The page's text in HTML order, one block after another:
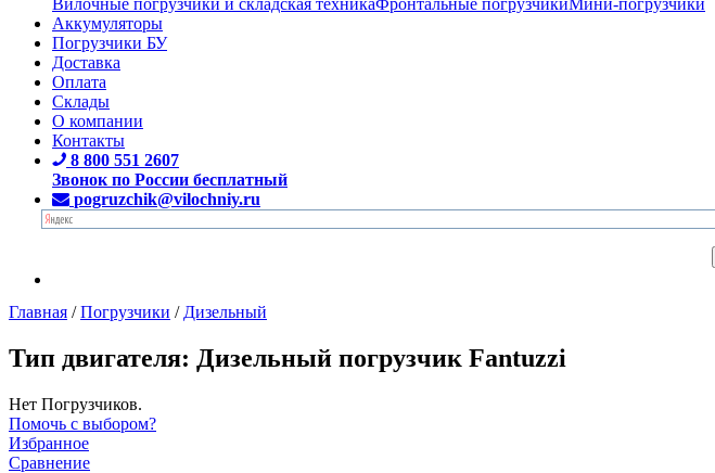
Аккумуляторы
Погрузчики БУ
Доставка
Оплата
Склады
О компании
Контакты
8 800 551 2607
Звонок по России бесплатный
pogruzchik@vilochniy.ru
Главная /Погрузчики / Дизельный
Тип двигателя: Дизельный погрузчик Fantuzzi
Нет Погрузчиков.
Помочь с выбором?
Избранное
Сравнение